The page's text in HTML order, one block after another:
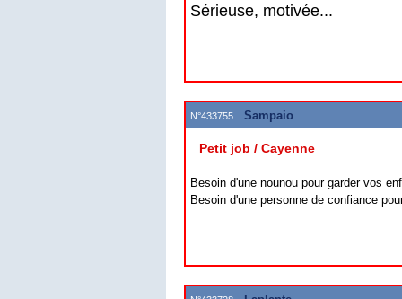
Sérieuse, motivée...
N°433755 Sampaio
Petit job / Cayenne
Besoin d'une nounou pour garder vos
Besoin d'une personne de confiance